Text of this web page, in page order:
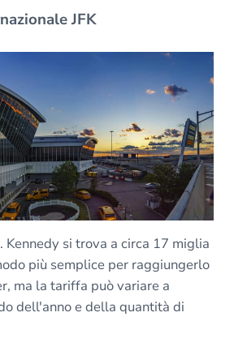
JFK
Kennedy si trova a circa 17 miglia
più semplice per raggiungerlo
ma la tariffa può variare a
dell'anno e della quantità di